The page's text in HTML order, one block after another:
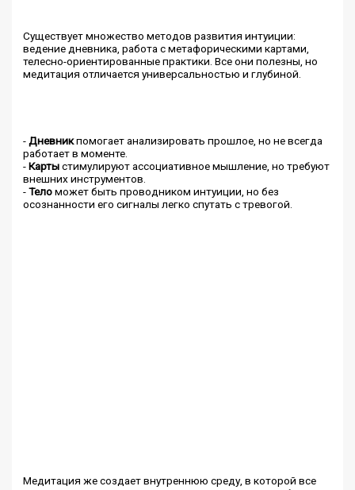
Существует множество методов развития интуиции:
ведение дневника, работа с метафорическими картами,
телесно-ориентированные практики. Все они полезны, но
медитация отличается универсальностью и глубиной.
-Дневникпомогает анализировать прошлое, но не всегда
работает в моменте.
-Картыстимулируют ассоциативное мышление, но требуют
внешних инструментов.
-Теломожет быть проводником интуиции, но без
осознанности его сигналы легко спутать с тревогой.
Медитация же создает внутреннюю среду, в которой все